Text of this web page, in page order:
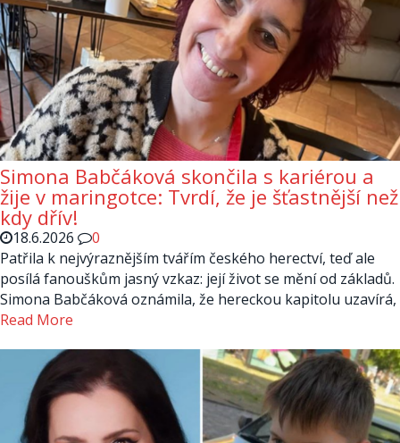
Simona Babčáková skončila s kariérou a
žije v maringotce: Tvrdí, že je šťastnější než
kdy dřív!
18.6.2026
0
Patřila k nejvýraznějším tvářím českého herectví, teď ale
posílá fanouškům jasný vzkaz: její život se mění od základů.
Simona Babčáková oznámila, že hereckou kapitolu uzavírá,
Read More